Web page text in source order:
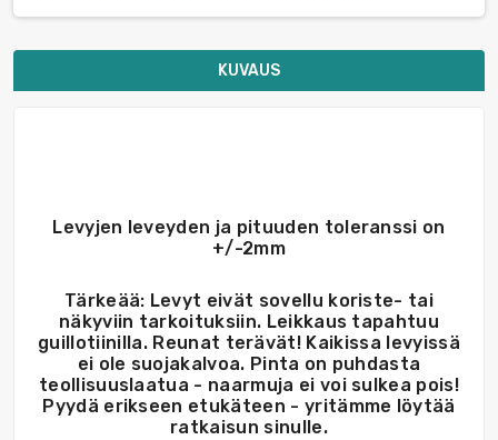
KUVAUS
Levyjen leveyden ja pituuden toleranssi on
+/-2mm
Tärkeää: Levyt eivät sovellu koriste- tai
näkyviin tarkoituksiin. Leikkaus tapahtuu
guillotiinilla. Reunat terävät! Kaikissa levyissä
ei ole suojakalvoa. Pinta on puhdasta
teollisuuslaatua - naarmuja ei voi sulkea pois!
Pyydä erikseen etukäteen - yritämme löytää
ratkaisun sinulle.